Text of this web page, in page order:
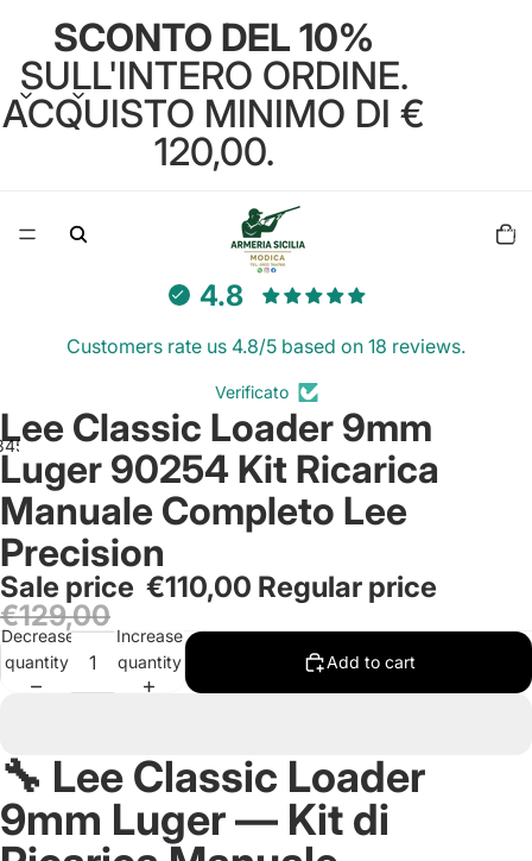
SCONTO DEL 10%
SULL'INTERO ORDINE.
ACQUISTO MINIMO DI €
120,00.
items
in
4.8
Customers rate us 4.8/5 based on 18 reviews.
Verificato
45
Open
image
in
full
screen
Open
image
in
full
screen
Open
image
in
full
screen
Open
image
in
full
screen
Open
image
in
full
screen
Lee Classic Loader 9mm
Luger 90254 Kit Ricarica
Manuale Completo Lee
Precision
Sale price €110,00 Regular price
€129,00
Decrease
quantity
Increase
quantity
Add to cart
🔧 Lee Classic Loader
9mm Luger — Kit di